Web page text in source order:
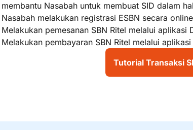
membantu Nasabah untuk membuat SID dalam
Nasabah melakukan registrasi ESBN secara
Melakukan pemesanan SBN Ritel melalui aplikasi
Melakukan pembayaran SBN Ritel melalui aplikasi
Tutorial Transaksi